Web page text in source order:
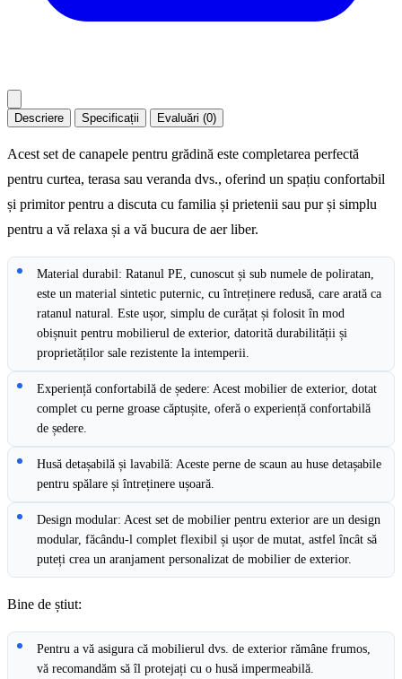
Descriere Specificații Evaluări (0)
Acest set de canapele pentru grădină este completarea perfectă
pentru curtea, terasa sau veranda dvs., oferind un spațiu confortabil
și primitor pentru a discuta cu familia și prietenii sau pur și simplu
pentru a vă relaxa și a vă bucura de aer liber.
Material durabil: Ratanul PE, cunoscut și sub numele de poliratan,
este un material sintetic puternic, cu întreținere redusă, care arată ca
ratanul natural. Este ușor, simplu de curățat și folosit în mod
obișnuit pentru mobilierul de exterior, datorită durabilității și
proprietăților sale rezistente la intemperii.
Experiență confortabilă de ședere: Acest mobilier de exterior, dotat
complet cu perne groase căptușite, oferă o experiență confortabilă
de ședere.
Husă detașabilă și lavabilă: Aceste perne de scaun au huse detașabile
pentru spălare și întreținere ușoară.
Design modular: Acest set de mobilier pentru exterior are un design
modular, făcându-l complet flexibil și ușor de mutat, astfel încât să
puteți crea un aranjament personalizat de mobilier de exterior.
Bine de știut:
Pentru a vă asigura că mobilierul dvs. de exterior rămâne frumos,
vă recomandăm să îl protejați cu o husă impermeabilă.